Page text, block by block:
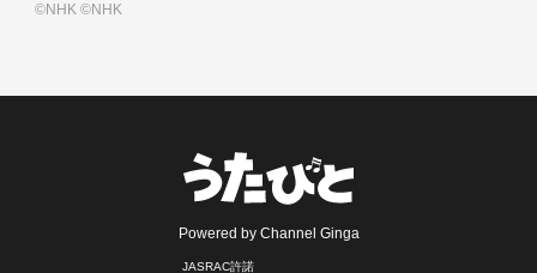
©NHK©NHK
Powered by Channel Ginga
JASRAC許諾